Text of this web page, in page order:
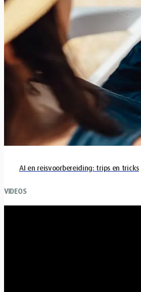
AI en reisvoorbereiding: trips en tricks
VIDEOS